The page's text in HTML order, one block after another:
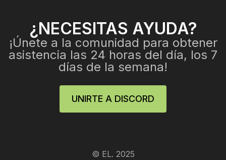
¿NECESITAS AYUDA?
¡Únete a la comunidad para obtener
asistencia las 24 horas del día, los 7
días de la semana!
UNIRTE A DISCORD
© EL. 2025